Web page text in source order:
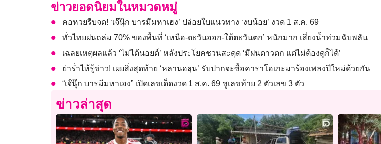
ข่าวยอดนิยมในหมวดหมู่
คอหวยรีบจด! ‘เจ๊นุ๊ก บารมีมหาเฮง’ ปล่อยใบแนวทาง ‘งบน้อย’ งวด 1 ส.ค. 69
ทั่วไทยฝนถล่ม 70% ของพื้นที่ ‘เหนือ-ตะวันออก-ใต้ตะวันตก’ หนักมาก เสี่ยงน้ำท่วมฉับพลัน
เฉลยเหตุผลแล้ว ‘ไม่ได้นอยด์’ หลังประโยคชวนสะดุด ‘มีฝนดาวตก แต่ไม่ต้องดูก็ได้’
ย่าร่ำไห้รู้ข่าว! เผยสิ่งสุดท้าย ‘หลานฮลุน’ รับปากจะซื้อคาราโอเกะมาร้องเพลงปีใหม่ด้วยกัน
“เจ๊นุ๊ก บารมีมหาเฮง” เปิดเลขเด็ดงวด 1 ส.ค. 69 ชูเลขท้าย 2 ตัวเลข 3 ตัว
ข่าวล่าสุด